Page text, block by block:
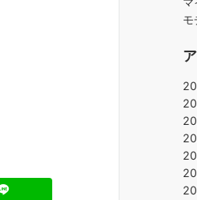
モ